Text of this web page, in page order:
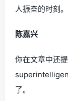
人振奋的时刻。
陈嘉兴
你在文章中还
了。